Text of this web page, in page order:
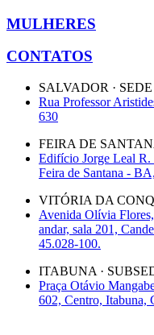
MULHERES
CONTATOS
SALVADOR · SEDE
Rua Professor
630
FEIRA DE
Edifício Jorge Leal
Feira de Santana -
VITÓRIA DA
Avenida Olívia
andar, sala 201,
45.028-100.
ITABUNA ·
Praça Otávio
602, Centro, Itabuna,